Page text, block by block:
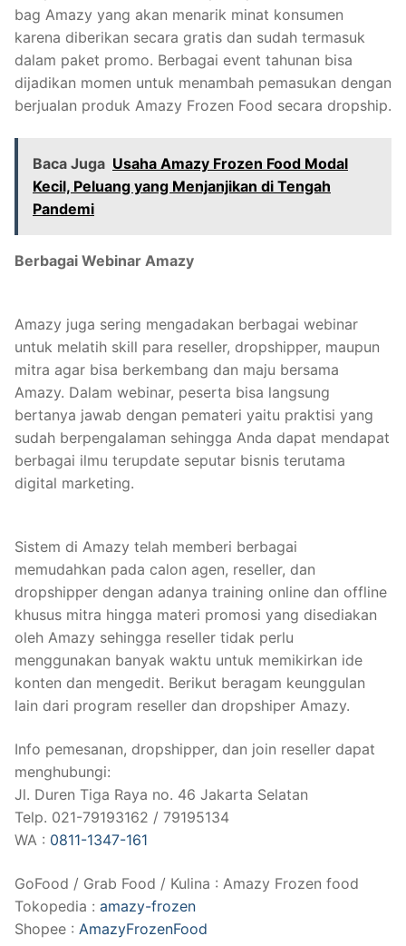
bag Amazy yang akan menarik minat konsumen
karena diberikan secara gratis dan sudah termasuk
dalam paket promo. Berbagai event tahunan bisa
dijadikan momen untuk menambah pemasukan dengan
berjualan produk Amazy Frozen Food secara dropship.
Baca Juga Usaha Amazy Frozen Food Modal
Kecil, Peluang yang Menjanjikan di Tengah
Pandemi
Berbagai Webinar Amazy
Amazy juga sering mengadakan berbagai webinar
untuk melatih skill para reseller, dropshipper, maupun
mitra agar bisa berkembang dan maju bersama
Amazy. Dalam webinar, peserta bisa langsung
bertanya jawab dengan pemateri yaitu praktisi yang
sudah berpengalaman sehingga Anda dapat mendapat
berbagai ilmu terupdate seputar bisnis terutama
digital marketing.
Sistem di Amazy telah memberi berbagai
memudahkan pada calon agen, reseller, dan
dropshipper dengan adanya training online dan offline
khusus mitra hingga materi promosi yang disediakan
oleh Amazy sehingga reseller tidak perlu
menggunakan banyak waktu untuk memikirkan ide
konten dan mengedit. Berikut beragam keunggulan
lain dari program reseller dan dropshiper Amazy.
Info pemesanan, dropshipper, dan join reseller dapat
menghubungi:
Jl. Duren Tiga Raya no. 46 Jakarta Selatan
Telp. 021-79193162 / 79195134
WA : 0811-1347-161
GoFood / Grab Food / Kulina : Amazy Frozen food
Tokopedia : amazy-frozen
Shopee : AmazyFrozenFood